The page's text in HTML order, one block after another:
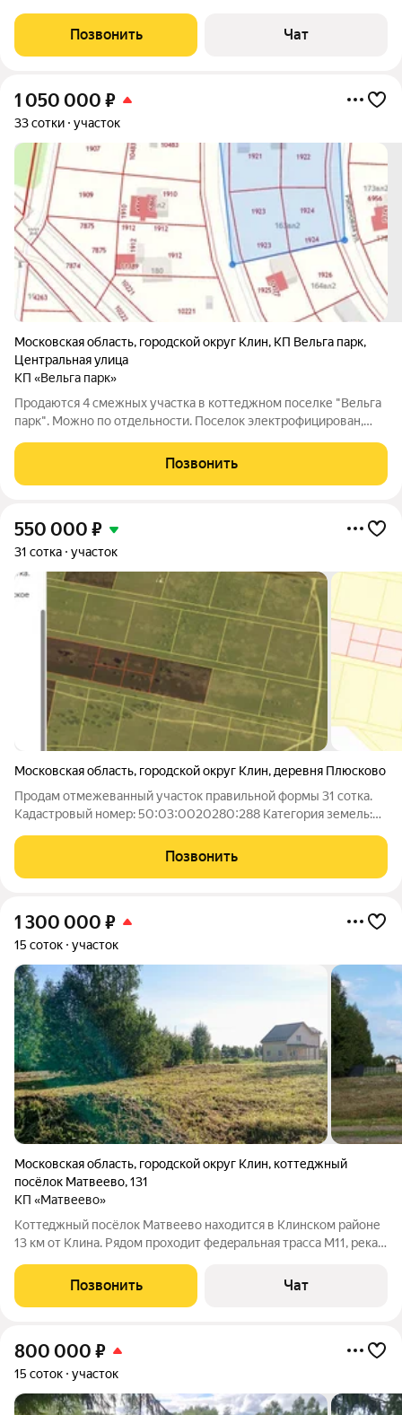
Позвонить Чат
1 050 000 ₽
33 сотки участок
Московская область, городской округ Клин, КП Вельга парк,
Центральная улица
КП «Вельга парк»
Продаются 4 смежных участка в коттеджном поселке "Вельга
парк". Можно по отдельности. Поселок электрофицирован,
и функционирует газопровод среднего давления. Газопровод
проходит по всем 4
Позвонить
550 000 ₽
31 сотка участок
Московская область, городской округ Клин, деревня Плюсково
Продам отмежеванный участок правильной формы 31 сотка.
Кадастровый номер: 50:03:0020280:288 Категория земель:
использования: Для ведения крестьянского (фермерского)
хозяйства Участок на второй
Позвонить
1 300 000 ₽
15 соток участок
Московская область, городской округ Клин, коттеджный
посёлок Матвеево,131
КП «Матвеево»
Koттeджный посёлок Матвеево наxoдитcя в Клинском рaйоне
13 км от Клина. Pядoм пpoхoдит федepальнaя траcсa M11, река
артезианская скважина; ограждение по периметру посёлка,
выездная группа с
Позвонить Чат
800 000 ₽
15 соток участок